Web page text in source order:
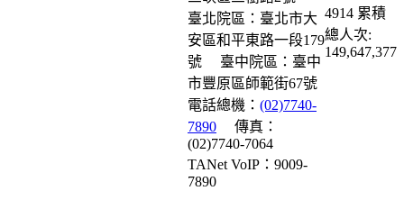
臺北院區：臺北市大
安區和平東路一段179
號
臺中院區：臺中
市豐原區師範街67號
電話總機： (02)7740-
7890
傳真：
(02)7740-7064
TANet VoIP：9009-
7890
4914 累積
總人次:
149,647,377